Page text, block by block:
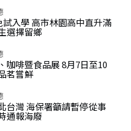
入學 高市林園高中直升滿
選擇留鄉
咖啡暨食品展 8月7日至10
茗嘗鮮
台灣 海保署籲請暫停從事
通報海廢